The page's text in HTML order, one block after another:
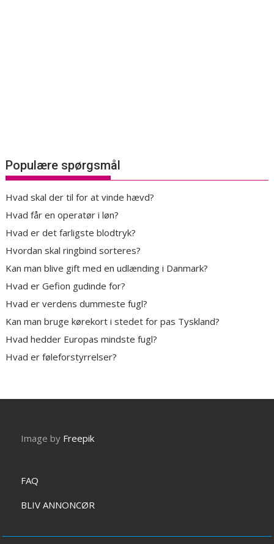
Populære spørgsmål
Hvad skal der til for at vinde hævd?
Hvad får en operatør i løn?
Hvad er det farligste blodtryk?
Hvordan skal ringbind sorteres?
Kan man blive gift med en udlænding i Danmark?
Hvad er Gefion gudinde for?
Hvad er verdens dummeste fugl?
Kan man bruge kørekort i stedet for pas Tyskland?
Hvad hedder Europas mindste fugl?
Hvad er føleforstyrrelser?
Image by Freepik
FAQ
BLIV ANNONCØR